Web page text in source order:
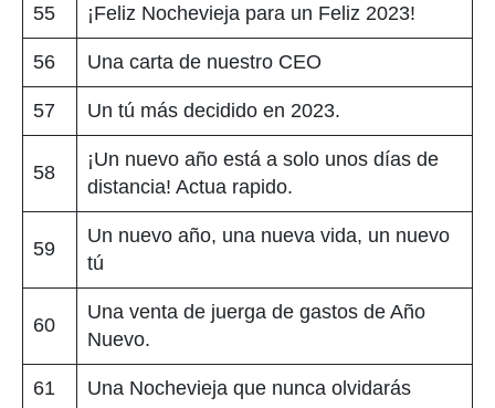
55 ¡Feliz Nochevieja para un Feliz 2023!
56 Una carta de nuestro CEO
57 Un tú más decidido en 2023.
58
¡Un nuevo año está a solo unos días de
distancia! Actua rapido.
59
Un nuevo año, una nueva vida, un nuevo
tú
60
Una venta de juerga de gastos de Año
Nuevo.
61 Una Nochevieja que nunca olvidarás